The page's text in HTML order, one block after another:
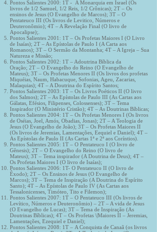
Pontos Salientes 2000: 1T - A Monarquia em Israel (Os
livros de 1/2 Samuel, 1/2 Reis, 1/2 Crônicas); 2T – Os
ensinos de Jesus (O Evangelho de Marcos); 3T – O
Pentateuco III (Os livros de Levitico, Números e
Deuteronômio); 4T – A Revelação Final (O livro de
Apocalipse);.
Pontos Salientes 2001: 1T – Os Profetas Maiores I (O Livro
de Isaías); 2T – As Epístolas de Paulo I (A Carta aos
Romanos); 3T – O Sermão da Montanha; 4T – A Igreja – Sua
Natureza e Missão;
Pontos Salientes 2002: 1T – Adoutrina Bíblica da
Oração; 2T – O Evangelho do Reino (O Evangelho de
Mateus); 3T – Os Profetas Menores II (Os livros dos profetas
Miquéias, Naum, Habacuque, Sofonias, Ageu, Zacarias,
Malaquias); 4T – A Doutrina do Espírito Santos;
Pontos Salientes 2003: 1T – Os Livros Poéticos II (O livro
dos Salmos); 2T – As Epístolas de Paulo III (As Cartas aos
Gálatas, Efésios, Filipenses, Colossenses); 3T – Tema
Inspirador (O Ministério Cristão); 4T – As Doutrinas Bíblicas;
Pontos Salientes 2004: 1T – Os Profetas Menores I (Os livros
de Oséias, Joel, Amós, Obadias, Jonas); 2T – A Teologia de
Jesus (O Evangelho de João); 3T – Os Profetas Maiores II
(Os livros de Jeremias, Lamentações, Eequiel e Daniel); 4T –
As Epístolas de Paulo II (As Cartas 1ª e 2ª aos Coríntios).
Pontos Salientes 2005: 1T – O Pentateuco I (O livro de
Gênesis); 2T – O Evangelho do Reino (O livro de
Mateus); 3T – Tema inspirador (A Doutrina de Deus); 4T –
Os Profetas Maiores I (O livro de Isaías);
Pontos Salientes 2006: 1T- O Pentateuco II (O livro de
Êxodo); 2T – Os Ensinos de Jesus (O Evangelho de
Marcos); 3T – Tema de Inspiração (A Doutrina do Espírito
Santo); 4T – As Epístolas de Paulo IV (As Cartas aos
Tessalonicenses, Timóteo, Tito e Filemon);
Pontos Salientes 2007: 1T – O Pentateuco III (Os livros de
Levítico, Números e Deuteronômio) – 2T – A vida de Jesus
(O Evangelho de Lucas); 3T – Tema de Inspiração (As
Doutrinas Bíblicas); 4T – Os Profetas \|Maiores II – Jeremias,
Lamentações, Ezequiel e Daniel);
Pontos Salientes 2008: 1T – A Conquista de Canaã (os livros